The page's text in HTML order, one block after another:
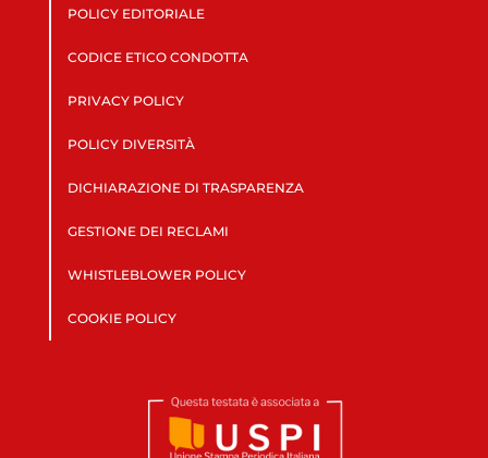
POLICY EDITORIALE
CODICE ETICO CONDOTTA
PRIVACY POLICY
POLICY DIVERSITÀ
DICHIARAZIONE DI TRASPARENZA
GESTIONE DEI RECLAMI
WHISTLEBLOWER POLICY
COOKIE POLICY